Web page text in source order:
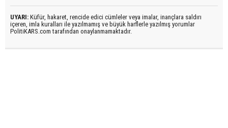
UYARI: Küfür, hakaret, rencide edici cümleler veya imalar, inançlara saldırı
içeren, imla kuralları ile yazılmamış ve büyük harflerle yazılmış yorumlar
PolitiKARS.com tarafından onaylanmamaktadır.